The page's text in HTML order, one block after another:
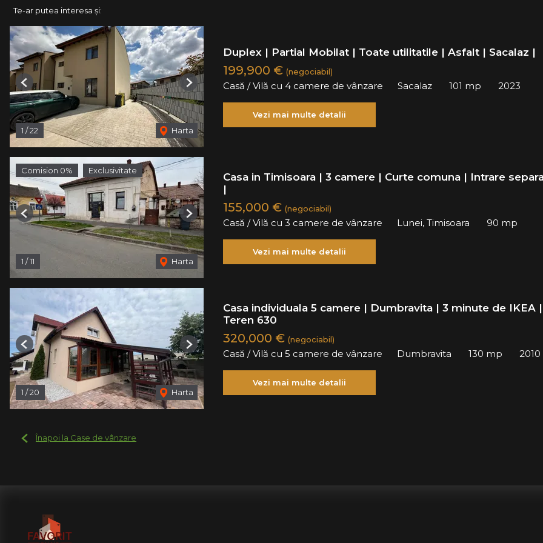
Te-ar putea interesa și:
1 /22 Harta
Previous Next
Duplex | Partial Mobilat | Toate utilitatile | Asfalt | Sacalaz |
199,900 € (negociabil)
Casă / Vilă cu 4 camere de vânzare Sacalaz 101 mp 2023
Vezi mai multe detalii
Comision 0% Exclusivitate
1 /11 Harta
Previous Next
Casa in Timisoara | 3 camere | Curte comuna | Intrare
|
155,000 € (negociabil)
Casă / Vilă cu 3 camere de vânzare Lunei, Timisoara 90 mp
Vezi mai multe detalii
1 /20 Harta
Previous Next
Casa individuala 5 camere | Dumbravita | 3 minute de IKEA |
Teren 630
320,000 € (negociabil)
Casă / Vilă cu 5 camere de vânzare Dumbravita 130 mp 2010
Vezi mai multe detalii
Înapoi la Case de vânzare